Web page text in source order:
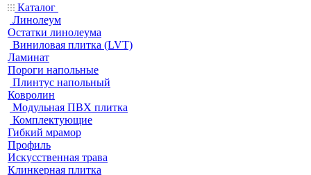
Каталог
Линолеум
Остатки линолеума
Виниловая плитка (LVT)
Ламинат
Пороги напольные
Плинтус напольный
Ковролин
Модульная ПВХ плитка
Комплектующие
Гибкий мрамор
Профиль
Искусственная трава
Клинкерная плитка